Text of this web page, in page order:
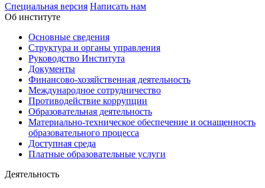
Специальная версия Написать нам
Об институте
Основные сведения
Структура и органы управления
Руководство Института
Документы
Финансово-хозяйственная деятельность
Международное сотрудничество
Противодействие коррупции
Образовательная деятельность
Материально-техническое обеспечение и оснащенность
образовательного процесса
Доступная среда
Платные образовательные услуги
Деятельность